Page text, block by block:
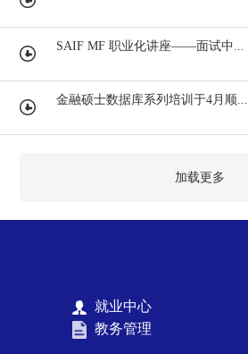
SAIF MF 职业化讲座——面试中...
金融硕士数据库系列培训于4月顺...
加载更多
就业中心
教务管理